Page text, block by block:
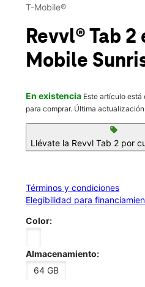
Mié.:11:00 a.m. a 8:00
location_on
2370 Frontage Rd 1370
T-Mobile®
Revvl® Tab 2
Mobile
En existencia Este artículo
para comprar. Última
sell
Llévate la Revvl Tab 2 por
Términos y condiciones
Elegibilidad para
Color:
Almacenamiento:
64 GB